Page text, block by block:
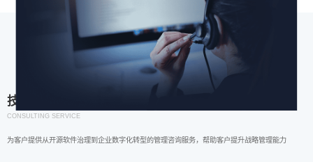
技术咨询服务
CONSULTING SERVICE
为客户提供从开源软件治理到企业数字化转型的管理咨询服务，帮助客户提升战略管理能力